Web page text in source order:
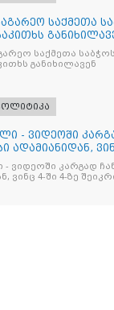
საქმეთა
საქმეთა
განიხილავენ
- ვიდეოში
ადამიანიდან,
- ვიდეოში კარგად
ვინც 4-ში 4-ზე